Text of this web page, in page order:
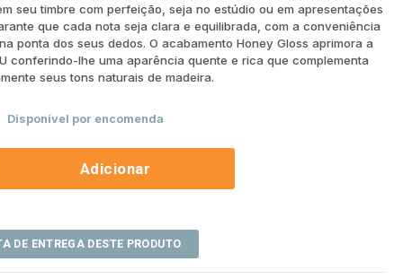
seu timbre com perfeição, seja no estúdio ou em apresentações
que cada nota seja clara e equilibrada, com a conveniência
ponta dos seus dedos. O acabamento Honey Gloss aprimora a
conferindo-lhe uma aparência quente e rica que complementa
seus tons naturais de madeira.
Disponível por encomenda
Adicionar